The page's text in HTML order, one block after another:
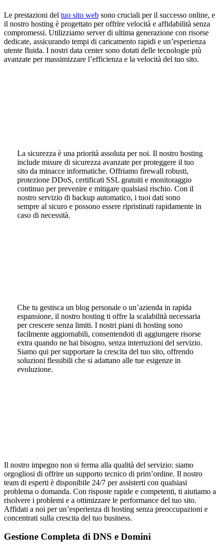
Le prestazioni del tuo sito web sono cruciali per il successo online, e
il nostro hosting è progettato per offrire velocità e affidabilità senza
compromessi. Utilizziamo server di ultima generazione con risorse
dedicate, assicurando tempi di caricamento rapidi e un’esperienza
utente fluida. I nostri data center sono dotati delle tecnologie più
avanzate per massimizzare l’efficienza e la velocità del tuo sito.
La sicurezza è una priorità assoluta per noi. Il nostro hosting
include misure di sicurezza avanzate per proteggere il tuo
sito da minacce informatiche. Offriamo firewall robusti,
protezione DDoS, certificati SSL gratuiti e monitoraggio
continuo per prevenire e mitigare qualsiasi rischio. Con il
nostro servizio di backup automatico, i tuoi dati sono
sempre al sicuro e possono essere ripristinati rapidamente in
caso di necessità.
Che tu gestisca un blog personale o un’azienda in rapida
espansione, il nostro hosting ti offre la scalabilità necessaria
per crescere senza limiti. I nostri piani di hosting sono
facilmente aggiornabili, consentendoti di aggiungere risorse
extra quando ne hai bisogno, senza interruzioni del servizio.
Siamo qui per supportare la crescita del tuo sito, offrendo
soluzioni flessibili che si adattano alle tue esigenze in
evoluzione.
Il nostro impegno non si ferma alla qualità del servizio: siamo
orgogliosi di offrire un supporto tecnico di prim’ordine. Il nostro
team di esperti è disponibile 24/7 per assisterti con qualsiasi
problema o domanda. Con risposte rapide e competenti, ti aiutiamo a
risolvere i problemi e a ottimizzare le performance del tuo sito.
Affidati a noi per un’esperienza di hosting senza preoccupazioni e
concentrati sulla crescita del tuo business.
Gestione Completa di DNS e Domini